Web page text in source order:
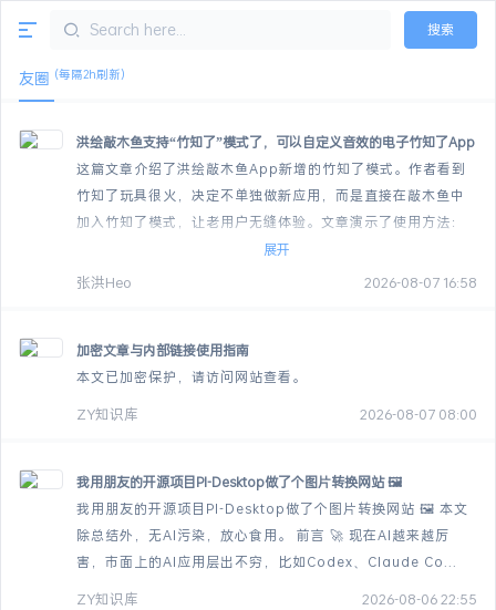
搜索
友圈 (每隔2h刷新)
洪绘敲木鱼支持“竹知了”模式了，可以自定义音效的电子竹知了App
这篇文章介绍了洪绘敲木鱼App新增的竹知了模式。作者看到
竹知了玩具很火，决定不单独做新应用，而是直接在敲木鱼中
加入竹知了模式，让老用户无缝体验。文章演示了使用方法：
添加竹知了音效后，点击左上角摇晃按...
展开
张洪Heo 2026-08-07 16:58
加密文章与内部链接使用指南
本文已加密保护，请访问网站查看。
ZY知识库 2026-08-07 08:00
我用朋友的开源项目PI-Desktop做了个图片转换网站 🖼️
我用朋友的开源项目PI-Desktop做了个图片转换网站 🖼️ 本文
除总结外，无AI污染，放心食用。 前言 🚀 现在AI越来越厉
害，市面上的AI应用层出不穷，比如Codex、Claude Co...
ZY知识库 2026-08-06 22:55